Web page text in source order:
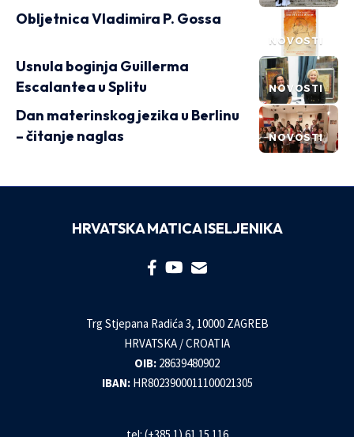
NOVOSTI
Obljetnica Vladimira P. Gossa
NOVOSTI
Usnula boginja Guillerma
Escalantea u Splitu
NOVOSTI
Dan materinskog jezika u Berlinu
– čitanje naglas
HRVATSKA MATICA ISELJENIKA
Trg Stjepana Radića 3, 10000 ZAGREB
HRVATSKA / CROATIA
OIB: 28639480902
IBAN: HR8023900011100021305